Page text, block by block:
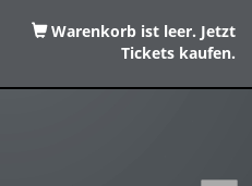
Warenkorb ist leer. Jetzt
Tickets kaufen.